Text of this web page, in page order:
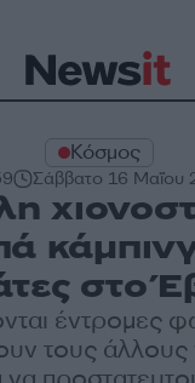
Κόσμος
Σάββατο 16 Μαΐου
στο
έντρομες
τους άλλους